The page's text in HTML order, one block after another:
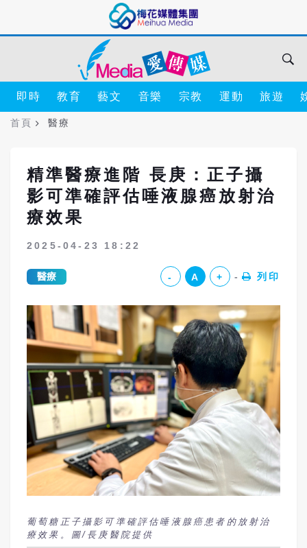
即時 教育 藝文 音樂 宗教 運動 旅遊
首頁 醫療
精準醫療進階 長庚：正子攝
影可準確評估唾液腺癌放射治
療效果
2025-04-23 18:22
醫療 - A + 列印
葡萄糖正子攝影可準確評估唾液腺癌患者的放射治
療效果。圖/長庚醫院提供